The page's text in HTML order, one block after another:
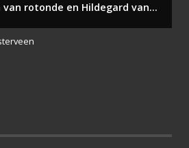
rotonde en Hildegard van...